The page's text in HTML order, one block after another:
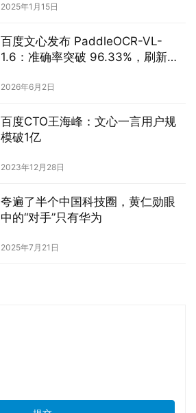
2025年1月15日
百度文心发布 PaddleOCR-VL-
1.6：准确率突破 96.33%，刷新文
2026年6月2日
百度CTO王海峰：文心一言用户规
模破1亿
2023年12月28日
夸遍了半个中国科技圈，黄仁勋眼
中的“对手”只有华为
2025年7月21日